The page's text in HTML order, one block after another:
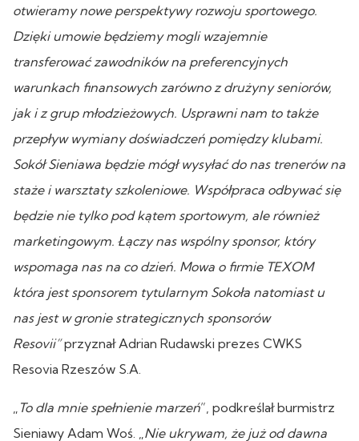
otwieramy nowe perspektywy rozwoju sportowego.
Dzięki umowie będziemy mogli wzajemnie
transferować zawodników na preferencyjnych
warunkach finansowych zarówno z drużyny seniorów,
jak i z grup młodzieżowych. Usprawni nam to także
przepływ wymiany doświadczeń pomiędzy klubami.
Sokół Sieniawa będzie mógł wysyłać do nas trenerów na
staże i warsztaty szkoleniowe. Współpraca odbywać się
będzie nie tylko pod kątem sportowym, ale również
marketingowym. Łączy nas wspólny sponsor, który
wspomaga nas na co dzień. Mowa o firmie TEXOM
która jest sponsorem tytularnym Sokoła natomiast u
nas jest w gronie strategicznych sponsorów
Resovii”przyznał Adrian Rudawski prezes CWKS
Resovia Rzeszów S.A.
To dla mnie spełnienie marzeń”, podkreślał burmistrz
Sieniawy Adam Woś. „ Nie ukrywam, że już od dawna